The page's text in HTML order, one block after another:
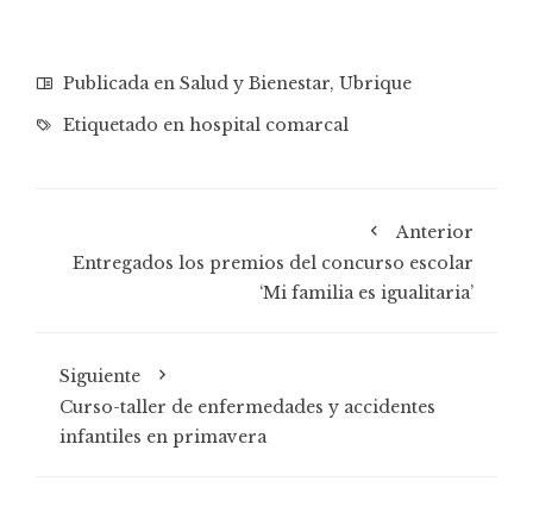
Publicada en Salud y Bienestar, Ubrique
Etiquetado en hospital comarcal
Anterior
Entregados los premios del concurso escolar
‘Mi familia es igualitaria’
Siguiente
Curso-taller de enfermedades y accidentes
infantiles en primavera